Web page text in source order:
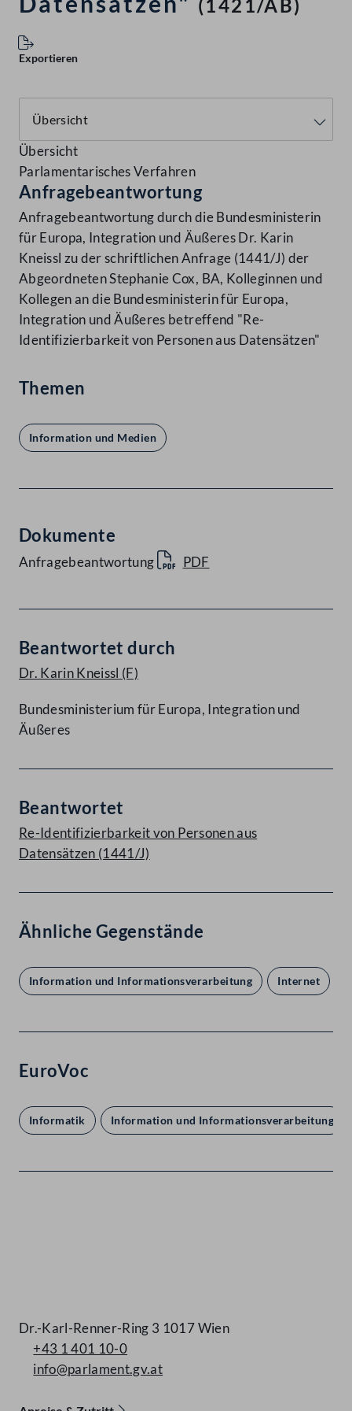
(1421/AB)
Exportieren
Übersicht
Parlamentarisches Verfahren
Anfragebeantwortung
Anfragebeantwortung durch die Bundesministerin
für Europa, Integration und Äußeres Dr. Karin
Kneissl zu der schriftlichen Anfrage (1441/J) der
Abgeordneten Stephanie Cox, BA, Kolleginnen und
Kollegen an die Bundesministerin für Europa,
Integration und Äußeres betreffend "Re-
Identifizierbarkeit von Personen aus Datensätzen"
Themen
Information und Medien
Dokumente
Anfragebeantwortung PDF
Beantwortet durch
Dr. Karin Kneissl (F)
Bundesministerium für Europa, Integration und
Äußeres
Beantwortet
Re-Identifizierbarkeit von Personen aus
Datensätzen (1441/J)
Ähnliche Gegenstände
Information und Informationsverarbeitung Internet
EuroVoc
Informatik Information und Informationsverarbeitung
Dr.-Karl-Renner-Ring 3 1017 Wien
+43 1 401 10-0
info@parlament.gv.at